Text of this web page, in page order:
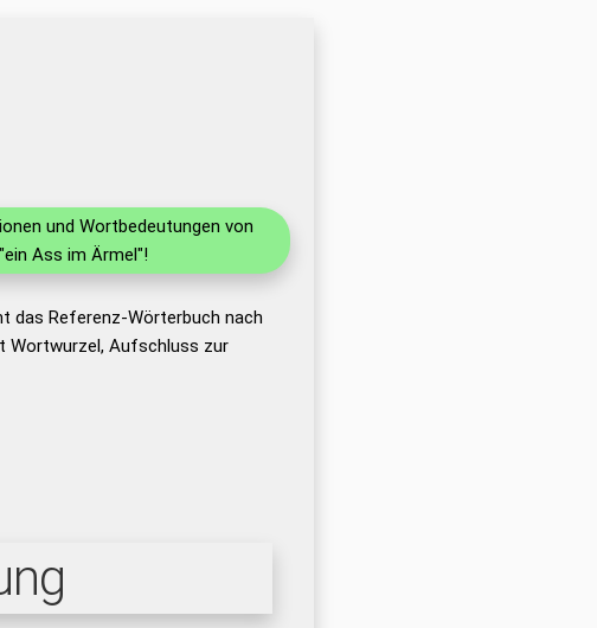
und Wortbedeutungen von
Ass im Ärmel"!
das Referenz-Wörterbuch nach
Wortwurzel, Aufschluss zur